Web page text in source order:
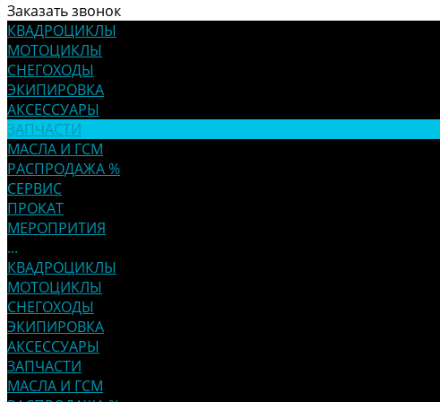
Заказать звонок
КВАДРОЦИКЛЫ
МОТОЦИКЛЫ
СНЕГОХОДЫ
ЭКИПИРОВКА
АКСЕССУАРЫ
ЗАПЧАСТИ
МАСЛА И ГСМ
РАСПРОДАЖА %
СЕРВИС
ПРОКАТ
МЕРОПРИТИЯ
...
КВАДРОЦИКЛЫ
МОТОЦИКЛЫ
СНЕГОХОДЫ
ЭКИПИРОВКА
АКСЕССУАРЫ
ЗАПЧАСТИ
МАСЛА И ГСМ